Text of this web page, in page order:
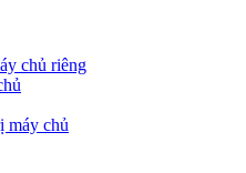
chủ riêng
máy chủ